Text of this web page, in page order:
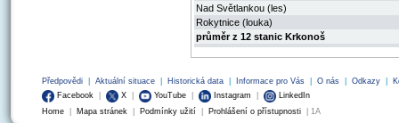
Nad Světlankou (les)
Rokytnice (louka)
průměr z 12 stanic Krkonoš
Předpovědi Aktuální situace Historická data Informace pro Vás O nás Odkazy
Facebook
X YouTube Instagram
LinkedIn
Home
Mapa stránek Podmínky užití Prohlášení o přístupnosti | 1A